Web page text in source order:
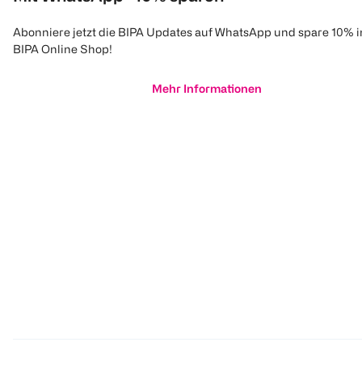
Abonniere jetzt die BIPA Updates auf WhatsApp und spare 10%
BIPA Online Shop!
Mehr Informationen